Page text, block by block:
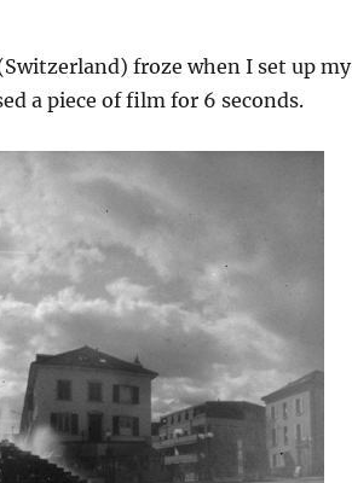
froze when I set up my
a piece of film for 6 seconds.